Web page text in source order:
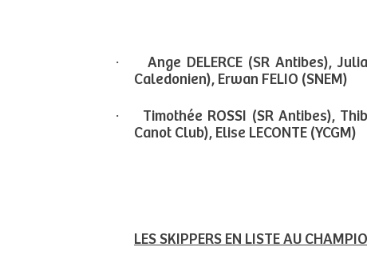
·
Ange DELERCE (SR Antibes),
Caledonien), Erwan FELIO (SNEM)
·
Timothée ROSSI (SR Antibes),
Canot Club), Elise LECONTE (YCGM)
LES SKIPPERS EN LISTE AU